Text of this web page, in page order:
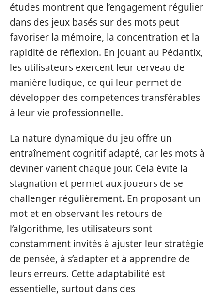
études montrent que l’engagement régulier
dans des jeux basés sur des mots peut
favoriser la mémoire, la concentration et la
rapidité de réflexion. En jouant au Pédantix,
les utilisateurs exercent leur cerveau de
manière ludique, ce qui leur permet de
développer des compétences transférables
à leur vie professionnelle.
La nature dynamique du jeu offre un
entraînement cognitif adapté, car les mots à
deviner varient chaque jour. Cela évite la
stagnation et permet aux joueurs de se
challenger régulièrement. En proposant un
mot et en observant les retours de
l’algorithme, les utilisateurs sont
constamment invités à ajuster leur stratégie
de pensée, à s’adapter et à apprendre de
leurs erreurs. Cette adaptabilité est
essentielle, surtout dans des